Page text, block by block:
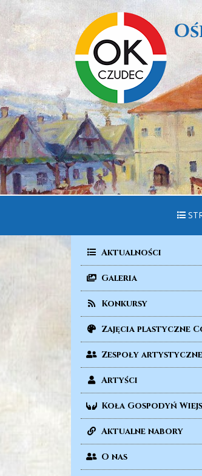
Aktualności
Galeria
Konkursy
Zajęcia plastyczne
Zespoły artystyczne
Artyści
Koła Gospodyń
Aktualne nabory
O nas